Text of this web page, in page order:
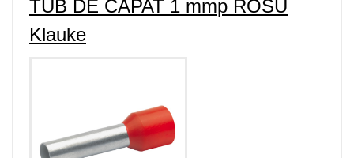
TUB DE CAPAT 1 mmp ROSU
Klauke